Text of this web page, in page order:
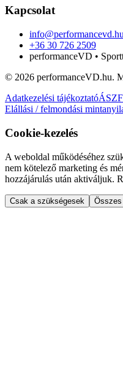
Kapcsolat
info@performancevd.hu
+36 30 726 2509
performanceVD •
© 2026 performanceVD.hu.
Adatkezelési tájékoztatóÁSZF
Elállási / felmondási
Cookie-kezelés
A weboldal működéséhez
nem kötelező marketing és
hozzájárulás után aktiváljuk.
Csak a szükségesek